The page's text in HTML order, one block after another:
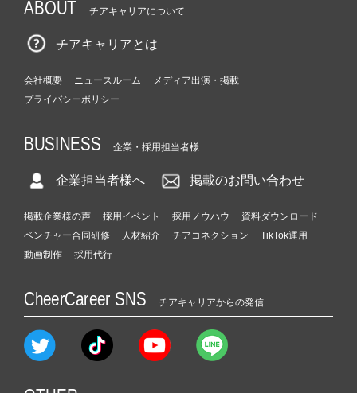
ABOUT チアキャリアについて
チアキャリアとは
会社概要 ニュースルーム
メディア出演・掲載
プライバシーポリシー
BUSINESS 企業・採用担当者様
企業担当者様へ 掲載のお問い合わせ
掲載企業様の声 採用イベント 採用ノウハウ
資料ダウンロード
ベンチャー合同研修
人材紹介 チアコネクション
TikTok運用
動画制作
採用代行
CheerCareer SNS チアキャリアからの発信